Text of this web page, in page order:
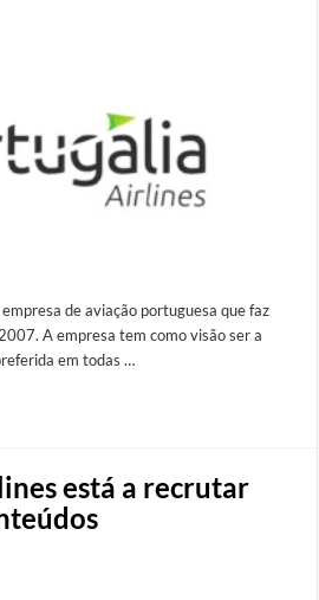
de aviação portuguesa que faz
A empresa tem como visão ser a
em todas …
está a recrutar